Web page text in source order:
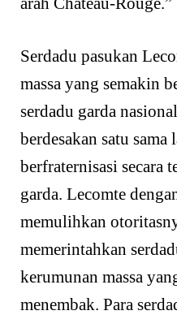
Serdadu pasukan
massa yang semakin
serdadu garda
berdesakan satu sama
berfraternisasi secara
garda. Lecomte
memulihkan
memerintahkan
kerumunan massa
menembak. Para